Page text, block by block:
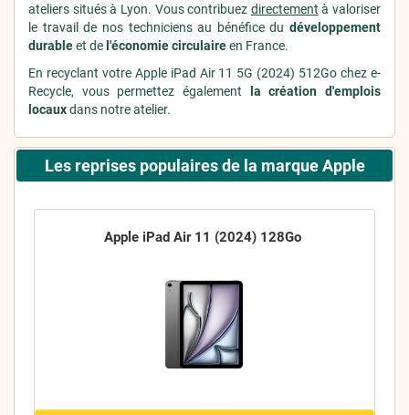
ateliers situés à Lyon. Vous contribuez directement à valoriser
le travail de nos techniciens au bénéfice du développement
durableet de l'économie circulaireen France.
En recyclant votre Apple iPad Air 11 5G (2024) 512Go chez e-
Recycle, vous permettez également
la création d'emplois
locauxdans notre atelier.
Les reprises populaires de la marque Apple
Apple iPad Air 11 (2024) 128Go